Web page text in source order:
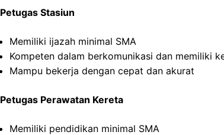
Petugas Stasiun
Memiliki ijazah minimal SMA
Kompeten dalam berkomunikasi dan memiliki
Mampu bekerja dengan cepat dan akurat
Petugas Perawatan Kereta
Memiliki pendidikan minimal SMA